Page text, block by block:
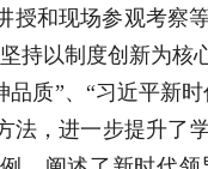
授和现场参观考察
持以制度创新为
品质”、“习近平新
法，进一步提升了